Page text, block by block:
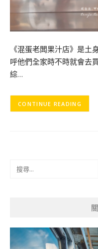
《混蛋老闆果汁店》是土
呼他們全家時不時就會去
綜…
CONTINUE READING